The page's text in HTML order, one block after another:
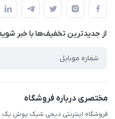
لیست محصولات
درباره ما
حریم خصوصی
راهنما
از جدید‌ترین تخفیف‌ها با‌ خبر
مختصری درباره فروشگاه
فروشگاه اینترنتی دیجی شیک پوش